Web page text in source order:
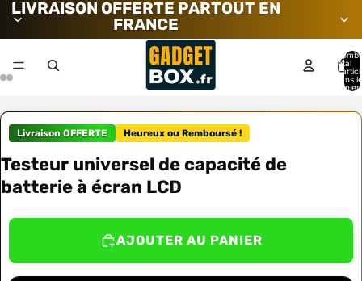
LIVRAISON OFFERTE PARTOUT EN
FRANCE
total
dans le
Livraison OFFERTE Heureux ou Remboursé !
Testeur universel de capacité de
batterie à écran LCD
AJOUTER AU PANIER